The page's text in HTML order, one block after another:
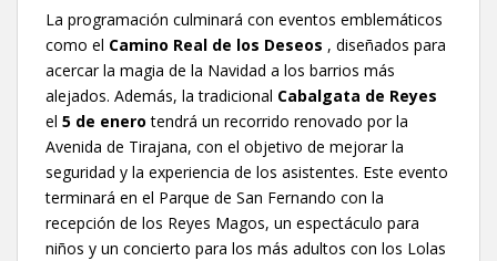
La programación culminará con eventos emblemáticos
como el Camino Real de los Deseos , diseñados para
acercar la magia de la Navidad a los barrios más
alejados. Además, la tradicional Cabalgata de Reyes
el 5 de enero tendrá un recorrido renovado por la
Avenida de Tirajana, con el objetivo de mejorar la
seguridad y la experiencia de los asistentes. Este evento
terminará en el Parque de San Fernando con la
recepción de los Reyes Magos, un espectáculo para
niños y un concierto para los más adultos con los Lolas